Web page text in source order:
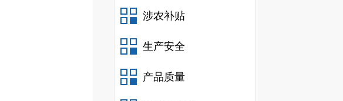
涉农补贴
生产安全
产品质量